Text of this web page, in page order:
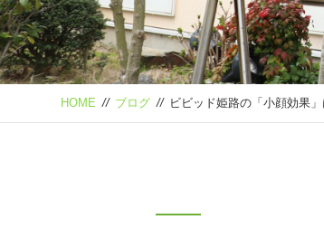
HOME // ブログ // ビビッド姫路の「小顔効果